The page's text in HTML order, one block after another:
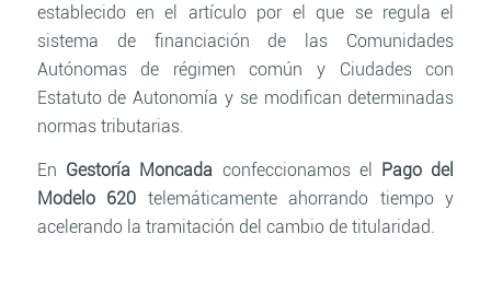
establecido en el artículo por el que se regula el
sistema de financiación de las Comunidades
Autónomas de régimen común y Ciudades con
Estatuto de Autonomía y se modifican determinadas
normas tributarias.
En Gestoría Moncada confeccionamos el Pago del
Modelo 620 telemáticamente ahorrando tiempo y
acelerando la tramitación del cambio de titularidad.